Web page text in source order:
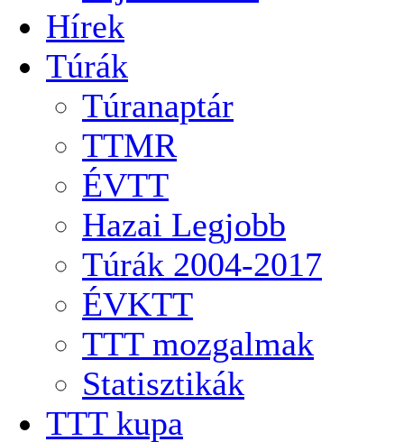
Hírek
Túrák
Túranaptár
TTMR
ÉVTT
Hazai Legjobb
Túrák 2004-2017
ÉVKTT
TTT mozgalmak
Statisztikák
TTT kupa